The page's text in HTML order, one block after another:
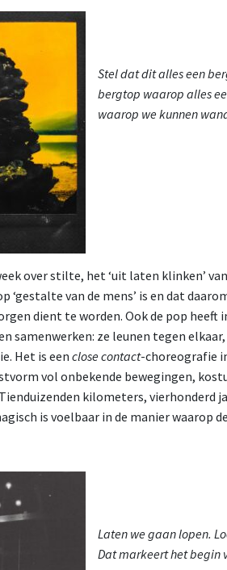
Stel dat dit alles een
bergtop waarop alles
waarop we kunnen
over stilte, het ‘uit laten klinken’
‘gestalte van de mens’ is en dat
dient te worden. Ook de pop heeft
samenwerken: ze leunen tegen
Het is eenclose contact-choreografie
vol onbekende bewegingen,
kilometers, vierhonderd
is voelbaar in de manier waarop
Laten we gaan lopen.
Dat markeert het begin